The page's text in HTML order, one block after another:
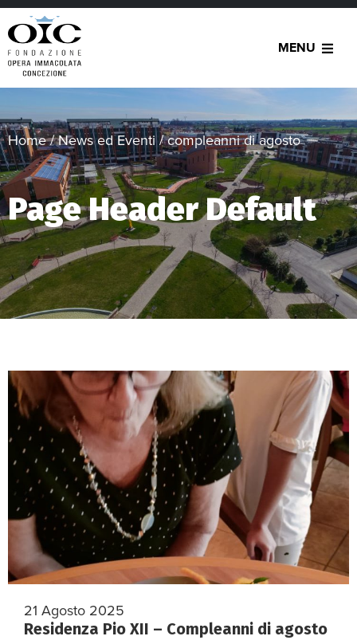
MENU
Home/News ed Eventi/compleanni di agosto
Page Header Default
21 Agosto 2025
Residenza Pio XII – Compleanni di agosto